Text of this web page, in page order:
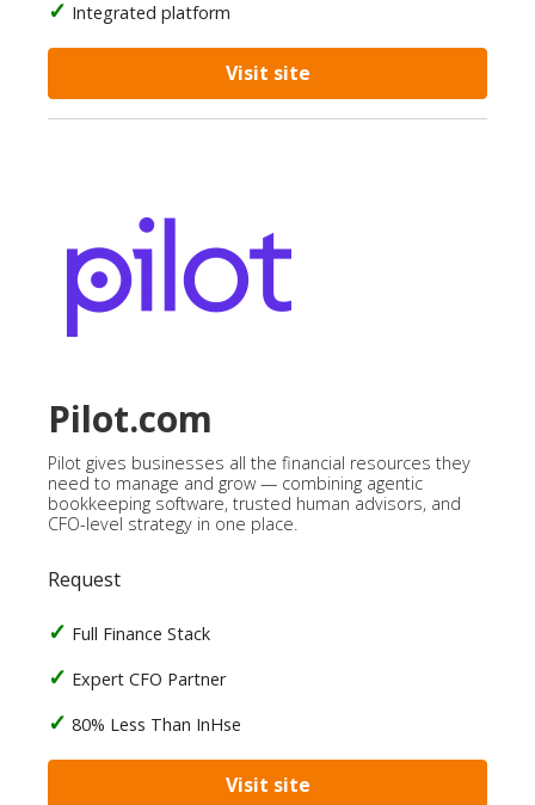
Integrated platform
Visit site
Pilot.com
Pilot gives businesses all the financial resources they
need to manage and grow — combining agentic
bookkeeping software, trusted human advisors, and
CFO-level strategy in one place.
Request
Full Finance Stack
Expert CFO Partner
80% Less Than InHse
Visit site